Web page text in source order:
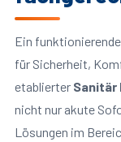
Ein
für Sicherheit,
etablierter Sanitär
nicht nur akute
Lösungen im